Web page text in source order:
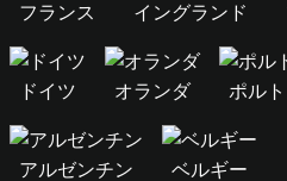
フランス イングランド
ドイツ オランダ ポル
アルゼンチン ベルギー